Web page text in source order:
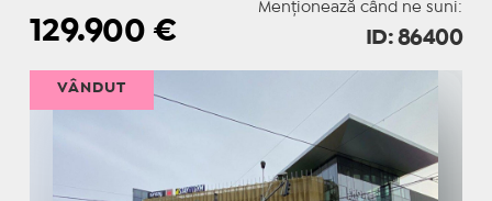
Menționează când ne suni:
129.900 € ID: 86400
VÂNDUT